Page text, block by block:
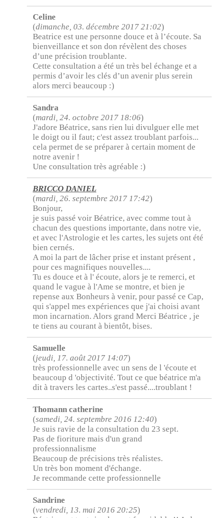
Celine
(dimanche, 03. décembre 2017 21:02)
Beatrice est une personne douce et à l’écoute. Sa
bienveillance et son don révèlent des choses
d’une précision troublante.
Cette consultation a été un très bel échange et a
permis d’avoir les clés d’un avenir plus serein
alors merci beaucoup :)
Sandra
(mardi, 24. octobre 2017 18:06)
J'adore Béatrice, sans rien lui divulguer elle met
le doigt ou il faut; c'est assez troublant parfois...
cela permet de se préparer à certain moment de
notre avenir !
Une consultation très agréable :)
BRICCO DANIEL
(mardi, 26. septembre 2017 17:42)
Bonjour,
je suis passé voir Béatrice, avec comme tout à
chacun des questions importante, dans notre vie,
et avec l'Astrologie et les cartes, les sujets ont été
bien cernés.
A moi la part de lâcher prise et instant présent ,
pour ces magnifiques nouvelles....
Tu es douce et à l' écoute, alors je te remerci, et
quand le vague à l'Ame se montre, et bien je
repense aux Bonheurs à venir, pour passé ce Cap,
qui s'appel mes expériences que j'ai choisi avant
mon incarnation. Alors grand Merci Béatrice , je
te tiens au courant à bientôt, bises.
Samuelle
(jeudi, 17. août 2017 14:07)
très professionnelle avec un sens de l 'écoute et
beaucoup d 'objectivité. Tout ce que béatrice m'a
dit à travers les cartes..s'est passé....troublant !
Thomann catherine
(samedi, 24. septembre 2016 12:40)
Je suis ravie de la consultation du 23 sept.
Pas de fioriture mais d'un grand
professionnalisme
Beaucoup de précisions très réalistes.
Un très bon moment d'échange.
Je recommande cette professionnelle
Sandrine
(vendredi, 13. mai 2016 20:25)